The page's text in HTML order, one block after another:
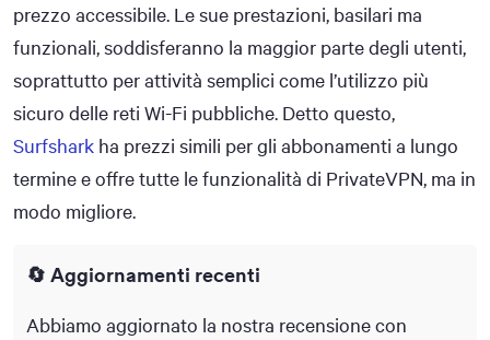
prezzo accessibile. Le sue prestazioni, basilari ma
funzionali, soddisferanno la maggior parte degli utenti,
soprattutto per attività semplici come l’utilizzo più
sicuro delle reti Wi-Fi pubbliche. Detto questo,
Surfshark ha prezzi simili per gli abbonamenti a lungo
termine e offre tutte le funzionalità di PrivateVPN, ma in
modo migliore.
🔄 Aggiornamenti recenti
Abbiamo aggiornato la nostra recensione con